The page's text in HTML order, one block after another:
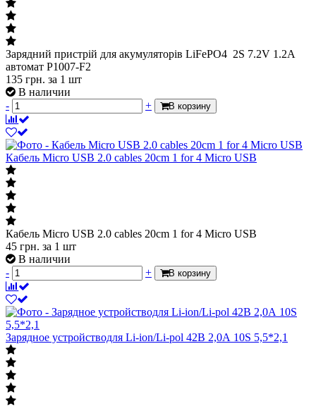
Зарядний пристрій для акумуляторів LiFePO4 2S 7.2V 1.2А
автомат P1007-F2
135 грн. за 1 шт
В наличии
-
+ В корзину
Кабель Micro USB 2.0 cables 20cm 1 for 4 Micro USB
Кабель Micro USB 2.0 cables 20cm 1 for 4 Micro USB
45 грн. за 1 шт
В наличии
-
+ В корзину
Зарядное устройстводля Li-ion/Li-pol 42В 2,0А 10S 5,5*2,1